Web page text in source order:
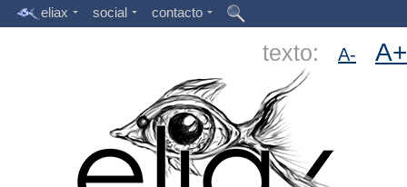
eliax social contacto
texto: A- A+